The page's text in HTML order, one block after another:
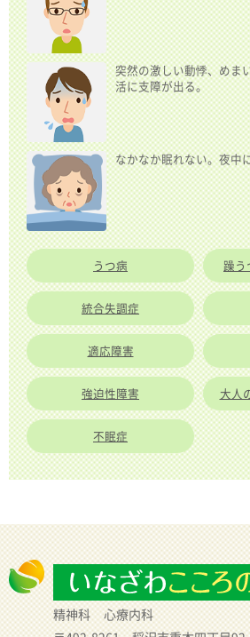
突然の激しい動悸、めま
活に支障が出る。
なかなか眠れない。夜中
うつ病 躁う
統合失調症
適応障害
強迫性障害 大人
不眠症
精神科
心療内科